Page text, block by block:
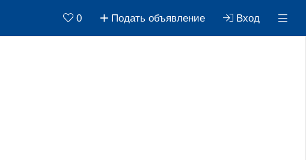
0 Подать объявление Вход